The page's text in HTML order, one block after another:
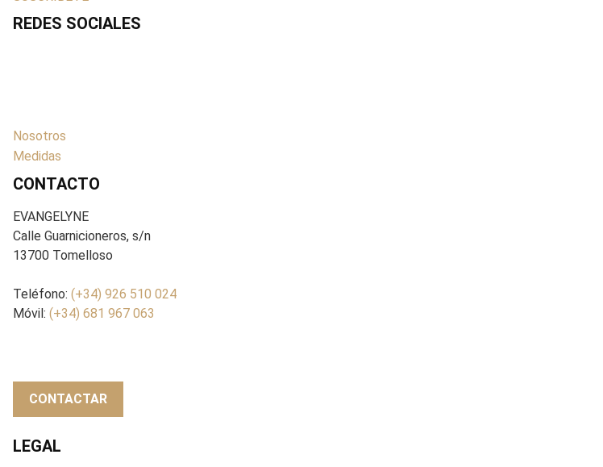
REDES SOCIALES
Nosotros
Medidas
CONTACTO
EVANGELYNE
Calle Guarnicioneros, s/n
13700 Tomelloso
Teléfono: (+34) 926 510 024
Móvil: (+34) 681 967 063
CONTACTAR
LEGAL